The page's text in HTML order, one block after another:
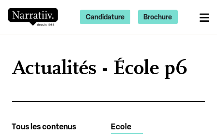
Actualités - École p6
Tous les contenus Ecole
Candidature Brochure